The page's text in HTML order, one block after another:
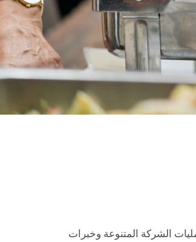
الشركة المتنوعة وخبرات